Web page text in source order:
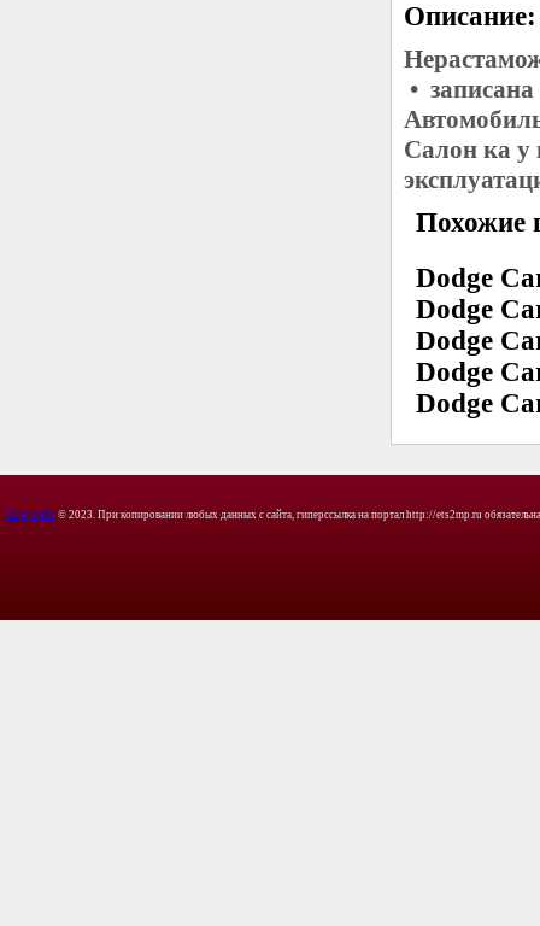
Описание:
•
Салон ка у
Похожие
Dodge
Dodge
Dodge
Dodge
Dodge
Copyright © 2023. При копировании любых данных с сайта, гиперссылка на портал http://ets2mp.ru